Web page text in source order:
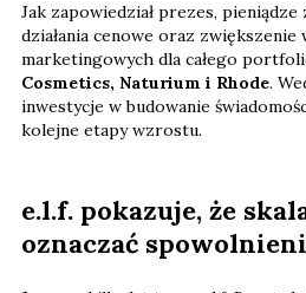
Jak zapowiedział prezes,
działania cenowe oraz zwiększenie
marketingowych dla całego
Cosmetics, Naturium i Rhode.
inwestycje w budowanie
kolejne etapy wzrostu.
e.l.f. pokazuje, że
oznaczać